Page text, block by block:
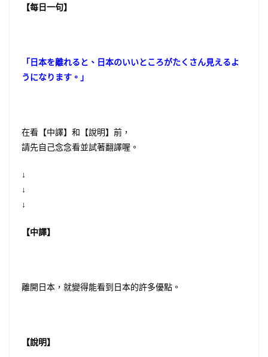
【每日一句】
「日本を離れると、日本のいいところがたくさん見えるよ
うになります。」
在看【中譯】和【說明】前，
請先自己念念看並試著翻譯喔。
↓
↓
↓
【中譯】
離開日本，就變得能看到日本的許多優點。
【說明】